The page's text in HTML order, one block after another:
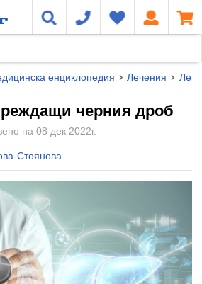
енциклопедия Лечения
черния дроб
на 08 дек 2022г.
Стоянова